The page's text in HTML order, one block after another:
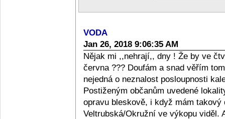
VODA
Jan 26, 2018 9:06:35 AM
Nějak mi ,,nehrají,, dny ! Že by ve
června ??? Doufám a snad věřím
nejedná o neznalost posloupnosti
Postiženým občanům uvedené
opravu bleskově, i když mám
Veltrubská/Okružní ve výkopu viděl.